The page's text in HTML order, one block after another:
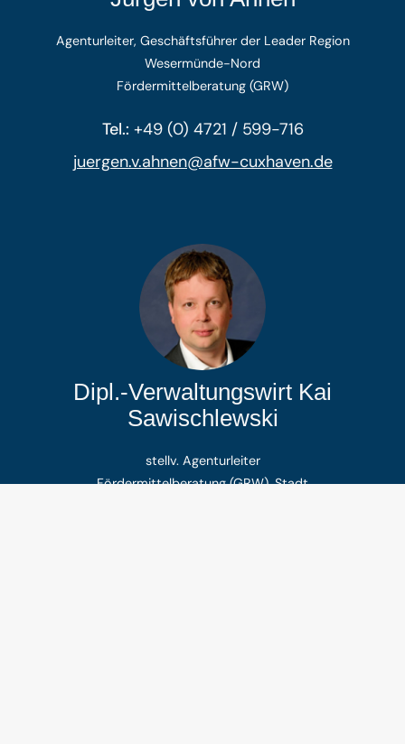
Agenturleiter, Geschäftsführer der Leader Region
Wesermünde-Nord
Fördermittelberatung (GRW)
Tel.: +49 (0) 4721 / 599-716
juergen.v.ahnen@afw-cuxhaven.de
Dipl.-Verwaltungswirt Kai
Sawischlewski
stellv. Agenturleiter
Fördermittelberatung (GRW), Stadt